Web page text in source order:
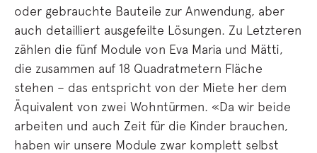
oder gebrauchte Bauteile zur Anwendung, aber
auch detailliert ausgefeilte Lösungen. Zu Letzteren
zählen die fünf Module von Eva Maria und Mätti,
die zusammen auf 18 Quadratmetern Fläche
stehen – das entspricht von der Miete her dem
Äquivalent von zwei Wohntürmen. «Da wir beide
arbeiten und auch Zeit für die Kinder brauchen,
haben wir unsere Module zwar komplett selbst